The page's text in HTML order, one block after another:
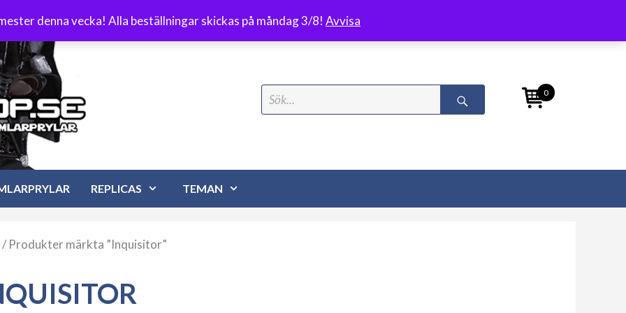
denna vecka! Alla beställningar skickas på måndag 3/8! Avvisa
Frakt 89 kr
Search
for:
0
REPLICAS TEMAN
/ Produkter märkta ”Inquisitor”